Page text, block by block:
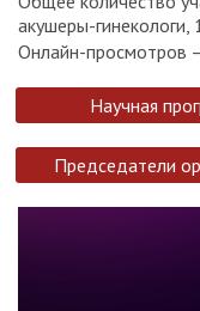
акушеры-
Онлайн-просмотров
Научная
Председатели